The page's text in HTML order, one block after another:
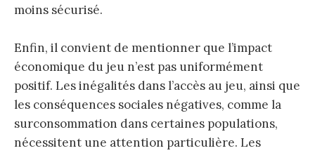
moins sécurisé.
Enfin, il convient de mentionner que l’impact
économique du jeu n’est pas uniformément
positif. Les inégalités dans l’accès au jeu, ainsi que
les conséquences sociales négatives, comme la
surconsommation dans certaines populations,
nécessitent une attention particulière. Les